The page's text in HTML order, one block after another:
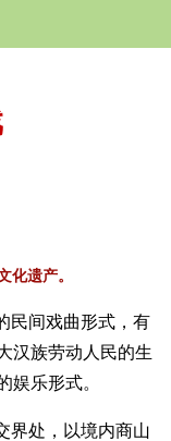
化遗产。
民间戏曲形式，有
汉族劳动人民的生
娱乐形式。
界处，以境内商山